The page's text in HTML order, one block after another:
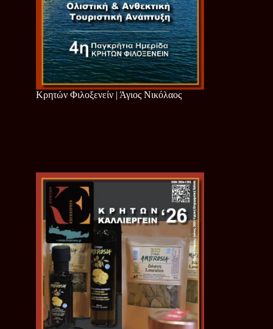
Κρητών Φιλοξενείν | Άγιος Νικόλαος